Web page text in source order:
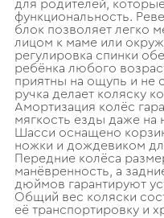
для родителей,
функциональность.
блок позволяет легко
лицом к маме или
регулировка спинки
ребёнка любого
приятны на ощупь и не
ручка делает коляску
Амортизация колёс
мягкость езды даже на
Шасси оснащено
ножки и дождевиком
Передние колёса
манёвренность, а
дюймов гарантируют
Общий вес коляски
её транспортировку и